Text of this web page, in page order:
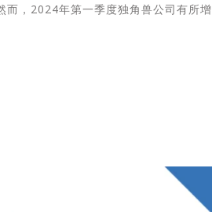
，2024年第一季度独角兽公司有所增